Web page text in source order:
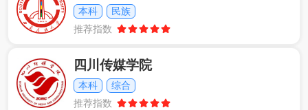
本科
民族
推荐指数
四川传媒学院
本科
综合
推荐指数